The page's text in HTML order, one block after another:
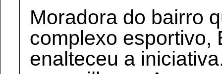
Moradora do bairro
complexo esportivo,
enalteceu a